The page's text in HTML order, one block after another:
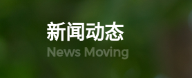
新闻动态
News Moving